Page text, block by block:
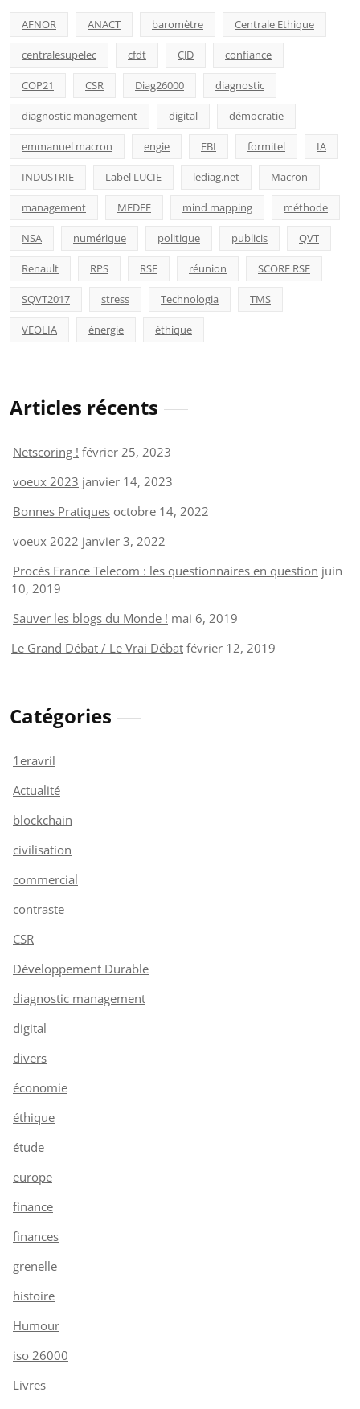
AFNOR ANACT baromètre Centrale Ethique
centralesupelec cfdt CJD confiance
COP21 CSR Diag26000 diagnostic
diagnostic management digital démocratie
emmanuel macron engie FBI formitel IA
INDUSTRIE Label LUCIE lediag.net Macron
management MEDEF mind mapping méthode
NSA numérique politique publicis QVT
Renault RPS RSE réunion SCORE RSE
SQVT2017 stress Technologia TMS
VEOLIA énergie éthique
Articles récents
Netscoring ! février 25, 2023
voeux 2023 janvier 14, 2023
Bonnes Pratiques octobre 14, 2022
voeux 2022 janvier 3, 2022
Procès France Telecom : les questionnaires en question juin
10, 2019
Sauver les blogs du Monde ! mai 6, 2019
Le Grand Débat / Le Vrai Débat février 12, 2019
Catégories
1eravril
Actualité
blockchain
civilisation
commercial
contraste
CSR
Développement Durable
diagnostic management
digital
divers
économie
éthique
étude
europe
finance
finances
grenelle
histoire
Humour
iso 26000
Livres